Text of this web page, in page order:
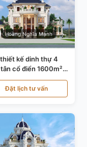
Hoàng Nghĩa Mạnh
kế dinh thự 4
cổ điển 1600m²
Hóa KT20071
Đặt lịch tư vấn